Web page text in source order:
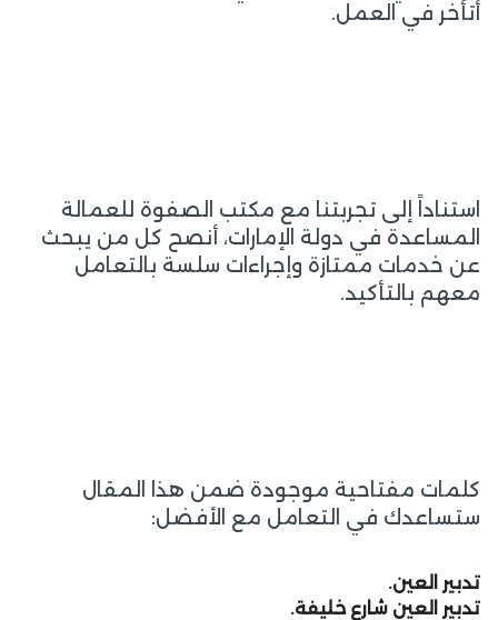
أتأخر في العمل.
استناداً إلى تجربتنا مع مكتب الصفوة للعمالة
المساعدة في دولة الإمارات، أنصح كل من يبحث
عن خدمات ممتازة وإجراءات سلسة بالتعامل
معهم بالتأكيد.
كلمات مفتاحية موجودة ضمن هذا المقال
ستساعدك في التعامل مع الأفضل:
تدبير العين.
تدبير العين شارع خليفة.